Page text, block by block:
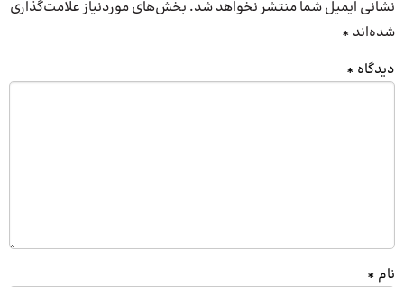
نشانی ایمیل شما منتشر نخواهد شد. بخش‌های موردنیاز علامت‌گذاری
شده‌اند *
دیدگاه *
نام *